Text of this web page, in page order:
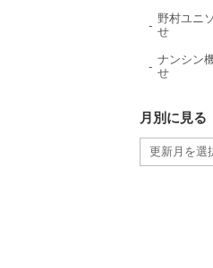
野村ユニ
せ
ナンシン
せ
月別に見る